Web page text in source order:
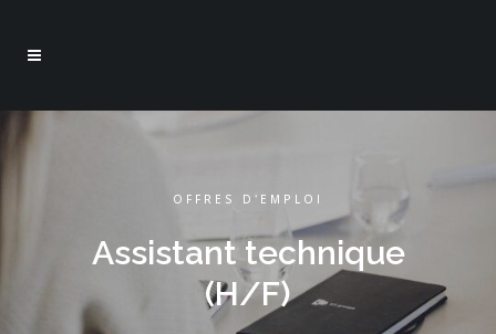
OFFRES D'EMPLOI
Assistant technique
(H/F)